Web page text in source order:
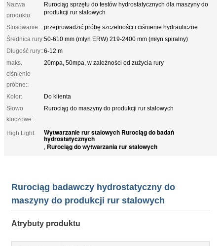
Nazwa
produktu:
Rurociąg sprzętu do testów hydrostatycznych dla maszyny do
produkcji rur stalowych
Stosowanie:: przeprowadzić próbę szczelności i ciśnienie hydrauliczne
Średnica rury:50-610 mm (młyn ERW) 219-2400 mm (młyn spiralny)
Długość rury::6-12 m
maks.
ciśnienie
próbne::
20mpa, 50mpa, w zależności od zużycia rury
Kolor:
Do klienta
Słowo
kluczowe:
Rurociąg do maszyny do produkcji rur stalowych
High Light: Wytwarzanie rur stalowych Rurociąg do badań
hydrostatycznych
, Rurociąg do wytwarzania rur stalowych
Rurociąg badawczy hydrostatyczny do
maszyny do produkcji rur stalowych
Atrybuty produktu